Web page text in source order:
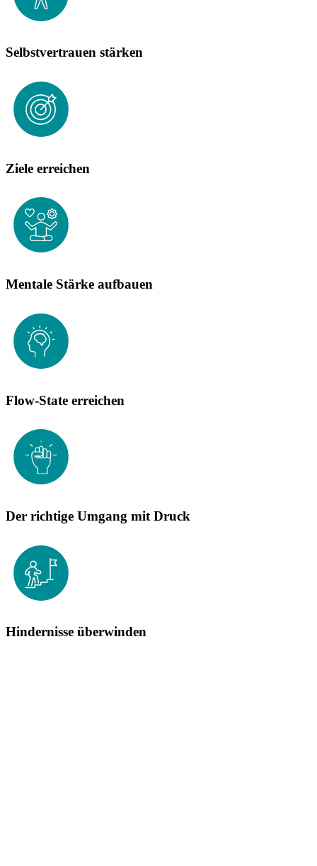
Selbstvertrauen stärken
Ziele erreichen
Mentale Stärke aufbauen
Flow-State erreichen
Der richtige Umgang mit Druck
Hindernisse überwinden